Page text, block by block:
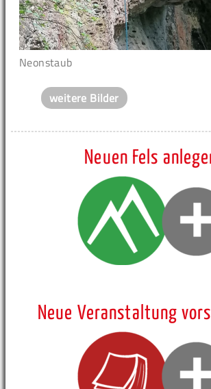
Neonstaub
weitere Bilder
Neuen Fels
Neue Veranstaltung